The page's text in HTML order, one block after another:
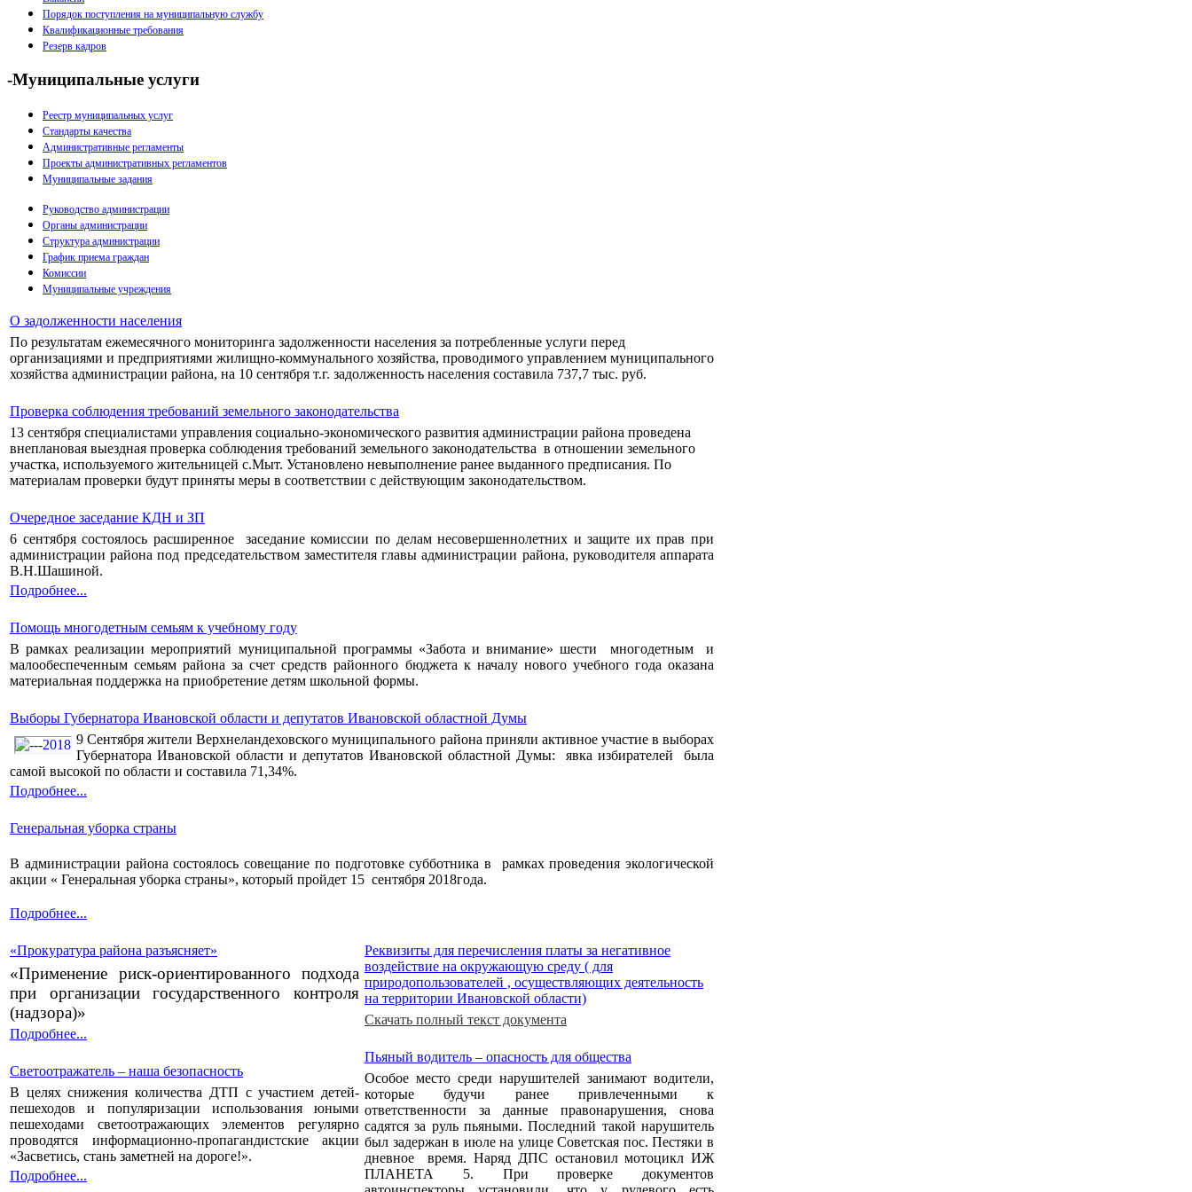
Порядок поступления на муниципальную службу
Квалификационные требования
Резерв кадров
-Муниципальные услуги
Реестр муниципальных услуг
Стандарты качества
Административные регламенты
Проекты административных регламентов
Муниципальные задания
Руководство администрации
Органы администрации
Структура администрации
График приема граждан
Комиссии
Муниципальные учреждения
О задолженности населения
По результатам ежемесячного мониторинга задолженности населения за потребленные услуги перед
организациями и предприятиями жилищно-коммунального хозяйства, проводимого управлением муниципального
хозяйства администрации района, на 10 сентября т.г. задолженность населения составила 737,7 тыс. руб.
Проверка соблюдения требований земельного законодательства
13 сентября специалистами управления социально-экономического развития администрации района проведена
внеплановая выездная проверка соблюдения требований земельного законодательства в отношении земельного
участка, используемого жительницей с.Мыт. Установлено невыполнение ранее выданного предписания. По
материалам проверки будут приняты меры в соответствии с действующим законодательством.
Очередное заседание КДН и ЗП
6 сентября состоялось расширенное заседание комиссии по делам несовершеннолетних и защите их прав при
администрации района под председательством заместителя главы администрации района, руководителя аппарата
В.Н.Шашиной.
Подробнее...
Помощь многодетным семьям к учебному году
В рамках реализации мероприятий муниципальной программы «Забота и внимание» шести многодетным и
малообеспеченным семьям района за счет средств районного бюджета к началу нового учебного года оказана
материальная поддержка на приобретение детям школьной формы.
Выборы Губернатора Ивановской области и депутатов Ивановской областной Думы
9 Сентября жители Верхнеландеховского муниципального района приняли активное участие в выборах
Губернатора Ивановской области и депутатов Ивановской областной Думы: явка избирателей была
самой высокой по области и составила 71,34%.
Подробнее...
Генеральная уборка страны
В администрации района состоялось совещание по подготовке субботника в рамках проведения экологической
акции « Генеральная уборка страны», который пройдет 15 сентября 2018года.
Подробнее...
«Прокуратура района разъясняет»
«Применение риск-ориентированного подхода
при организации государственного контроля
(надзора)»
Подробнее...
Светоотражатель – наша безопасность
В целях снижения количества ДТП с участием детей-
пешеходов и популяризации использования юными
пешеходами светоотражающих элементов регулярно
проводятся информационно-пропагандистские акции
«Засветись, стань заметней на дороге!».
Подробнее...
Реквизиты для перечисления платы за негативное
воздействие на окружающую среду ( для
природопользователей , осуществляющих деятельность
на территории Ивановской области)
Скачать полный текст документа
Пьяный водитель – опасность для общества
Особое место среди нарушителей занимают водители,
которые будучи ранее привлеченными к
ответственности за данные правонарушения, снова
садятся за руль пьяными. Последний такой нарушитель
был задержан в июле на улице Советская пос. Пестяки в
дневное время. Наряд ДПС остановил мотоцикл ИЖ
ПЛАНЕТА 5. При проверке документов